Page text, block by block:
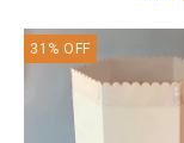
31 % OFF